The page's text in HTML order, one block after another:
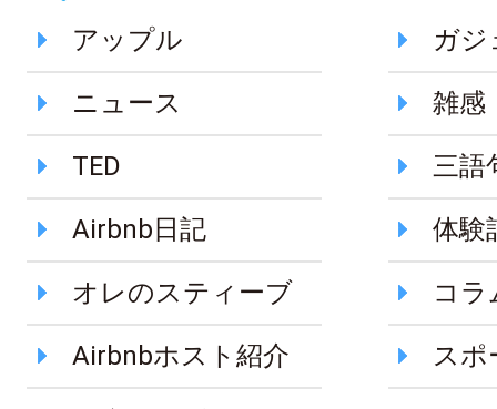
アップル ガジ
ニュース 雑感
TED 三語
Airbnb日記 体験
オレのスティーブ コラ
Airbnbホスト紹介 スポ